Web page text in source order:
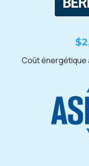
Coût énergétique